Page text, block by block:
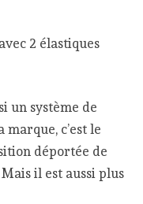
2 élastiques
un système de
c’est le
déportée de
il est aussi plus